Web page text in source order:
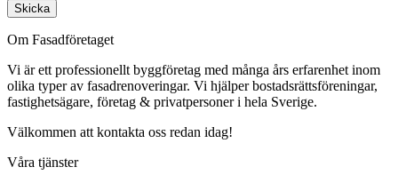
Skicka
Om Fasadföretaget
Vi är ett professionellt byggföretag med många års erfarenhet inom
olika typer av fasadrenoveringar. Vi hjälper bostadsrättsföreningar,
fastighetsägare, företag & privatpersoner i hela Sverige.
Välkommen att kontakta oss redan idag!
Våra tjänster